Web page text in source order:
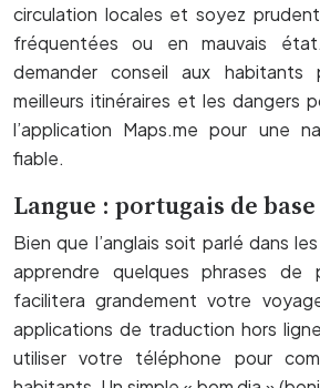
circulation locales et soyez
fréquentées ou en mauvais
demander conseil aux habitants
meilleurs itinéraires et les dangers
l’application Maps.me pour une
fiable.
Langue : portugais de base
Bien que l’anglais soit parlé dans
apprendre quelques phrases de
facilitera grandement votre
applications de traduction hors
utiliser votre téléphone pour